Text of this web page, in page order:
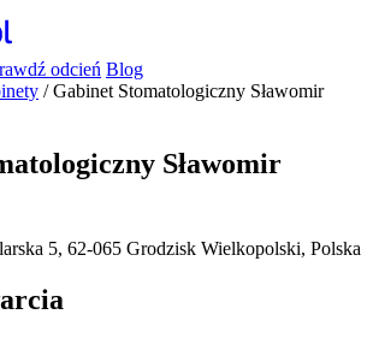
odcień Blog
/Gabinet Stomatologiczny Sławomir
Sławomir
5, 62-065 Grodzisk Wielkopolski, Polska